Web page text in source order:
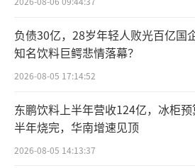
从成交看，今日恒生科
负债30亿，28岁年轻人败光百亿国企
知名饮料巨鳄悲情落幕？
2026-08-05 17:14:52
东鹏饮料上半年营收124亿，冰柜
半年烧完，华南增速见顶
2026-08-05 14:13:37